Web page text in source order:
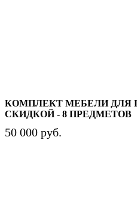
КОМПЛЕКТ МЕБЕЛИ ДЛЯ
СКИДКОЙ - 8 ПРЕДМЕТОВ
50 000 руб.